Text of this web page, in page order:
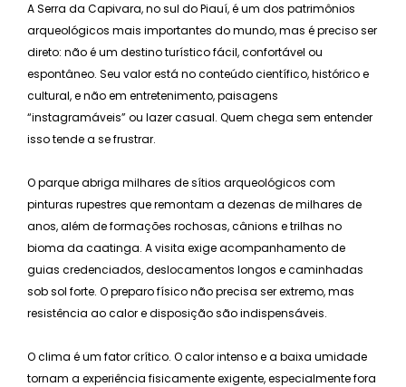
A Serra da Capivara, no sul do Piauí, é um dos patrimônios
arqueológicos mais importantes do mundo, mas é preciso ser
direto: não é um destino turístico fácil, confortável ou
espontâneo. Seu valor está no conteúdo científico, histórico e
cultural, e não em entretenimento, paisagens
“instagramáveis” ou lazer casual. Quem chega sem entender
isso tende a se frustrar.
O parque abriga milhares de sítios arqueológicos com
pinturas rupestres que remontam a dezenas de milhares de
anos, além de formações rochosas, cânions e trilhas no
bioma da caatinga. A visita exige acompanhamento de
guias credenciados, deslocamentos longos e caminhadas
sob sol forte. O preparo físico não precisa ser extremo, mas
resistência ao calor e disposição são indispensáveis.
O clima é um fator crítico. O calor intenso e a baixa umidade
tornam a experiência fisicamente exigente, especialmente fora